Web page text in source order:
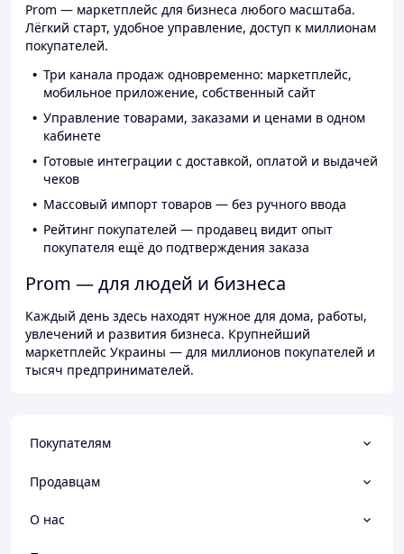
Prom — маркетплейс для бизнеса любого масштаба.
Лёгкий старт, удобное управление, доступ к миллионам
покупателей.
Три канала продаж одновременно: маркетплейс,
мобильное приложение, собственный сайт
Управление товарами, заказами и ценами в одном
кабинете
Готовые интеграции с доставкой, оплатой и выдачей
чеков
Массовый импорт товаров — без ручного ввода
Рейтинг покупателей — продавец видит опыт
покупателя ещё до подтверждения заказа
Prom — для людей и бизнеса
Каждый день здесь находят нужное для дома, работы,
увлечений и развития бизнеса. Крупнейший
маркетплейс Украины — для миллионов покупателей и
тысяч предпринимателей.
Покупателям
Продавцам
О нас